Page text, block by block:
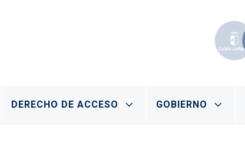
DERECHO DE ACCESO GOBIERNO